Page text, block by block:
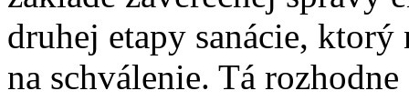
druhej etapy sanácie,
na schválenie. Tá